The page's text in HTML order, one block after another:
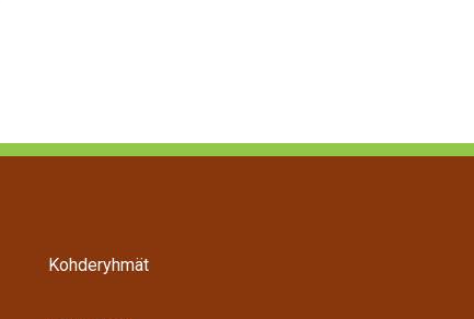
Kohderyhmät